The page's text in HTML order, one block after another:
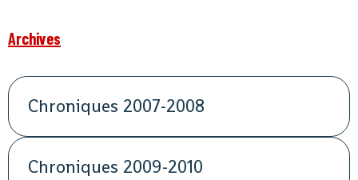
Archives
Chroniques 2007-2008
Chroniques 2009-2010